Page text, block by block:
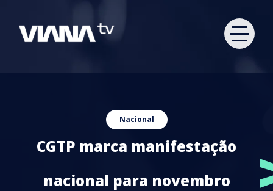
Nacional
CGTP marca manifestação
nacional para novembro